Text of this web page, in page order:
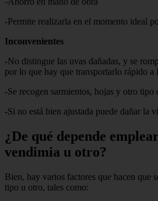
-Permite realizarla en el momento ideal
Inconvenientes
-No distingue las uvas dañadas, y se
por lo que hay que transportarlo rápido a
-Se recogen sarmientos, hojas y otro tipo
-Si no está bien ajustada puede dañar la
¿De qué depende
vendimia u otro?
Bien, hay varios factores que hacen que
tipo u otro, tales como: